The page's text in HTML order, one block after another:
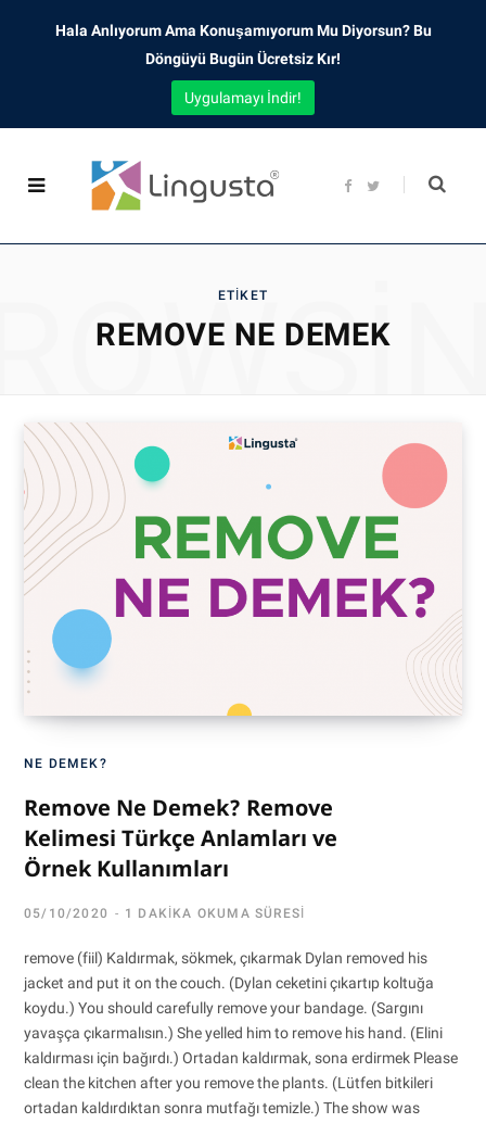
F
b
t
ETIKET
REMOVE NE DEMEK
NE DEMEK?
Remove Ne Demek? Remove
Kelimesi Türkçe Anlamları ve
Örnek Kullanımları
05/10/2020 1 DAKIKA OKUMA SÜRESI
remove (fiil) Kaldırmak, sökmek, çıkarmak Dylan removed his
jacket and put it on the couch. (Dylan ceketini çıkartıp koltuğa
koydu.) You should carefully remove your bandage. (Sargını
yavaşça çıkarmalısın.) She yelled him to remove his hand. (Elini
kaldırması için bağırdı.) Ortadan kaldırmak, sona erdirmek Please
clean the kitchen after you remove the plants. (Lütfen bitkileri
ortadan kaldırdıktan sonra mutfağı temizle.) The show was
Hala Anlıyorum Ama Konuşamıyorum Mu Diyorsun? Bu
Döngüyü Bugün Ücretsiz Kır!
Uygulamayı İndir!